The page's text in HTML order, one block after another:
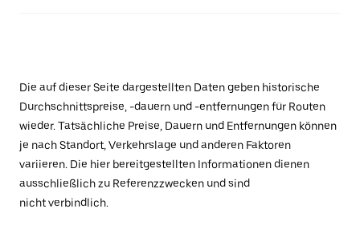
Die auf dieser Seite dargestellten Daten geben historische
Durchschnittspreise, -dauern und -entfernungen für Routen
wieder. Tatsächliche Preise, Dauern und Entfernungen können
je nach Standort, Verkehrslage und anderen Faktoren
variieren. Die hier bereitgestellten Informationen dienen
ausschließlich zu Referenzzwecken und sind
nicht verbindlich.